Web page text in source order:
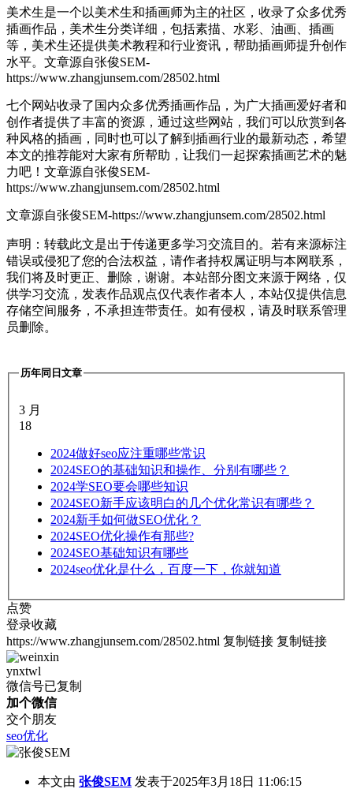
美术生是一个以美术生和插画师为主的社区，收录了众多优秀
插画作品，美术生分类详细，包括素描、水彩、油画、插画
等，美术生还提供美术教程和行业资讯，帮助插画师提升创作
水平。 文章源自张俊SEM-
https://www.zhangjunsem.com/28502.html
七个网站收录了国内众多优秀插画作品，为广大插画爱好者和
创作者提供了丰富的资源，通过这些网站，我们可以欣赏到各
种风格的插画，同时也可以了解到插画行业的最新动态，希望
本文的推荐能对大家有所帮助，让我们一起探索插画艺术的魅
力吧！ 文章源自张俊SEM-
https://www.zhangjunsem.com/28502.html
文章源自张俊SEM-https://www.zhangjunsem.com/28502.html
声明：转载此文是出于传递更多学习交流目的。若有来源标注
错误或侵犯了您的合法权益，请作者持权属证明与本网联系，
我们将及时更正、删除，谢谢。本站部分图文来源于网络，仅
供学习交流，发表作品观点仅代表作者本人，本站仅提供信息
存储空间服务，不承担连带责任。如有侵权，请及时联系管理
员删除。
历年同日文章
3 月
18
2024做好seo应注重哪些常识
2024SEO的基础知识和操作、分别有哪些？
2024学SEO要会哪些知识
2024SEO新手应该明白的几个优化常识有哪些？
2024新手如何做SEO优化？
2024SEO优化操作有那些?
2024SEO基础知识有哪些
2024seo优化是什么，百度一下，你就知道
点赞
登录收藏
https://www.zhangjunsem.com/28502.html 复制链接 复制链接
ynxtwl
微信号已复制
加个微信
交个朋友
seo优化
本文由 张俊SEM 发表于2025年3月18日 11:06:15